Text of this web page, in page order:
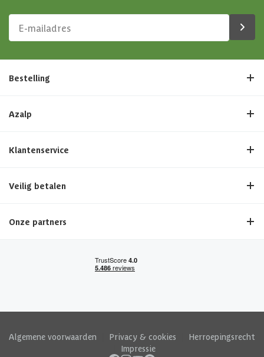
Bestelling
Azalp
Klantenservice
Veilig betalen
Onze partners
Algemene voorwaarden Privacy & cookies
Herroepingsrecht
Impressie